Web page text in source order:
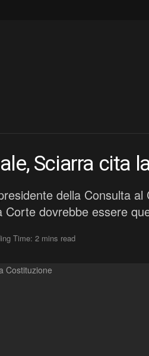
Sciarra cita
della Consulta
dovrebbe essere
Time: 2 mins read